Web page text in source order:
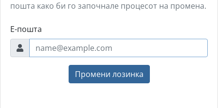
пошта како би го започнале процесот на промена.
Е-пошта
Промени лозинка